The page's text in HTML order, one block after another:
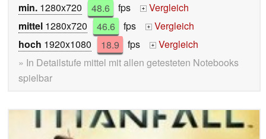
min. 1280x720 48.6 fps +
Vergleich
mittel 1280x720 46.6 fps +
Vergleich
hoch 1920x1080 18.9 fps +
Vergleich
» In Detailstufe mittel mit allen getesteten Notebooks
spielbar